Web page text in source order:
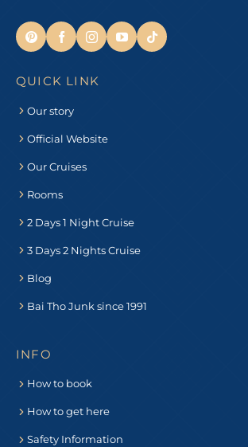
QUICK LINK
Our story
Official Website
Our Cruises
Rooms
2 Days 1 Night Cruise
3 Days 2 Nights Cruise
Blog
Bai Tho Junk since 1991
INFO
How to book
How to get here
Safety Information